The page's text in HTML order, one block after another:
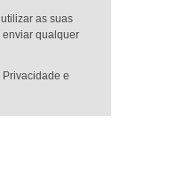
as suas
enviar qualquer
e